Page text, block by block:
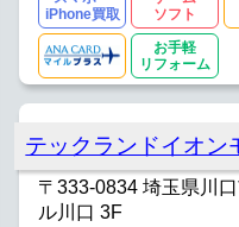
iPhone買取
ソフト
お手軽
リフォーム
テックランドイオン
〒333-0834 埼玉県川
ル川口 3F